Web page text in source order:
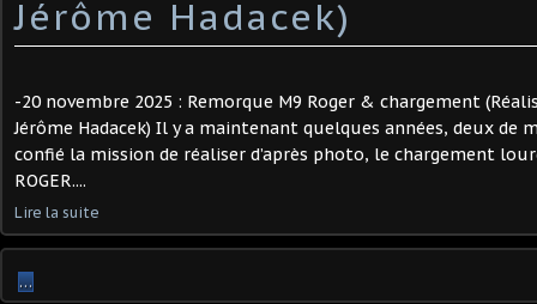
Jérôme Hadacek) ​
-20 novembre 2025 : Remorque M9 Roger & chargement
Jérôme Hadacek) Il y a maintenant quelques années, deux de
confié la mission de réaliser d’après photo, le chargement
ROGER....
Lire la suite
…